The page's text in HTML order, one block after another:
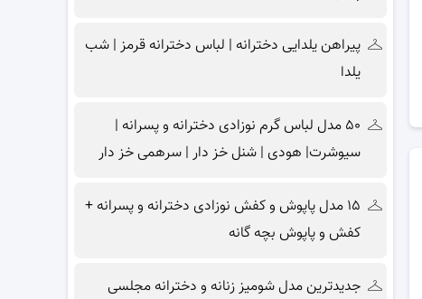
پیراهن یلدایی دخترانه | لباس دخترانه قرمز | شب
یلدا
۵۰ مدل لباس گرم نوزادی دخترانه و پسرانه |
سیوشرت| هودی | شنل خز دار | سرهمی خز دار
۱۵ مدل پاپوش و کفش نوزادی دخترانه و پسرانه +
کفش و پاپوش بچه گانه
جدیدترین مدل شومیز زنانه و دخترانه مجلسی